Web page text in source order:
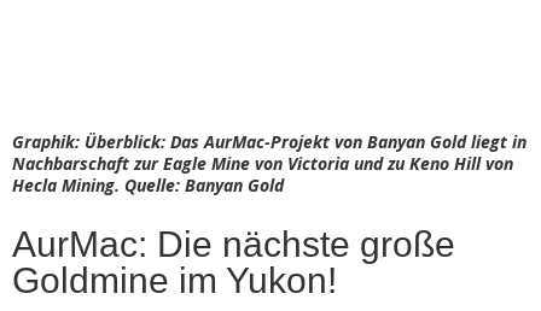
Graphik: Überblick: Das AurMac-Projekt von Banyan Gold liegt in
Nachbarschaft zur Eagle Mine von Victoria und zu Keno Hill von
Hecla Mining. Quelle: Banyan Gold
AurMac: Die nächste große
Goldmine im Yukon!